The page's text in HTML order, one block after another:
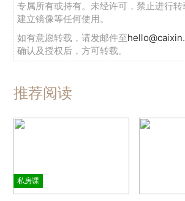
专属所有或持有。未经许可，禁止进行转
建立镜像等任何使用。
如有意愿转载，请发邮件至
确认及授权后，方可转载。
推荐阅读
私房课